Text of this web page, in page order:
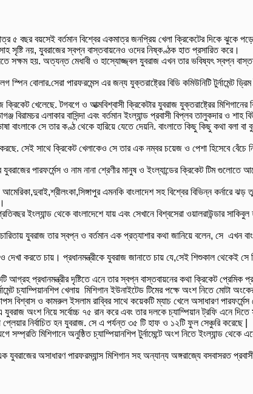
৫ বছর বয়সেই বর্তমান বিশ্বের একমাত্র জনপ্রিয় খেলা ক্রিকেটের দিকে
সৃষ্টি নয়, যুবরাজের স্বপ্ন বাস্তবায়নেও ওদের নিষ্কণ্ঠক হাত প্রসারিত করে।
সক্ষম হয়. অত্যন্ত মেধাবী ও হাস্যোজ্জ্বল যুবরাজ এখন তার ভবিষ্যৎ স্বপ্ন
বোলার.সেরা পারফরমেন্স এর জন্য যুক্তরাষ্ট্রের বিডি কমিউনিটি টুর্নামেন্ট
খেলেছে. টগবগে ও আত্মবিশ্বাসী ক্রিকেটার যুবরাজ যুক্তরাষ্ট্রের মিশিগানের
এলাকার বাসিন্দা এবং বর্তমান ইংল্যান্ড প্রবাসী বিপ্লব তালুকদার ও শাহ
সে তার কণ্ঠ থেকে হারিয়ে যেতে দেয়নি. বাংলাতে কিছু কিছু কথা বলা
সেই সাথে ক্রিকেট খেলাকেও সে তার এক নম্বর চয়েজ ও পেশা হিসেবে বেঁচে
পারফর্মেন্স ও নাম নানা শ্রেণীর মানুষ ও ইংল্যান্ডের ক্রিকেট টিম
পুর এমনকি বাংলাদেশ সহ বিশ্বের বিভিন্ন কর্নারে
ইংল্যান্ড থেকে বাংলাদেশে যায় এবং সেখানে বিশ্বসেরা ওয়ালরাউন্ডার
যুবরাজ তার স্বপ্ন ও বর্তমান এক প্রত্যাশার কথা জানিয়ে বলেন, সে এখন
দেখা করতে চায়। প্রধানমন্ত্রীকে যুবরাজ জানাতে চায় যে,সেই শিশুকাল থেকেই
প্রধানমন্ত্রীর দৃষ্টিতে এনে তার স্বপ্ন বাস্তবায়নের কথা ক্রিকেট প্রেমিক
চ্যাম্পিয়ানশিপ খেলায় মিশিগান ইউনাইটেড টিমের পক্ষে অংশ নিতে মোটা
বিশ্বাস ও কামরুল ইসলাম রাব্বির সাথে কয়েকটি ম্যাচ খেলে অসাধারণ
অংশ নিয়ে সর্বোচ্চ ৭৫ রান করে এবং তার দলকে চ্যাম্পিয়ান ট্রফি এনে
নির্বাচিত হন যুবরাজ. সে এ পর্যন্ত ৩৫ টি হাফ ও ১২টি ফুল সেঞ্চুরি করেছে |
মিশিগানে অনুষ্ঠিত চ্যাম্পিয়ানশিপ টুর্নামেন্টে অংশ নিতে ইংল্যান্ড থেকে
অসাধারণ পারফরম্যান্স মিশিগান সহ অন্যান্য অঙ্গরাজ্যে বসবাসরত প্রবাসী